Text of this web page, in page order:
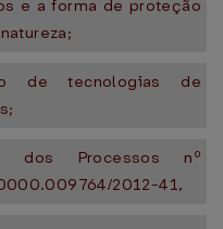
e a forma de proteção
de tecnologias de
dos Processos nº
2012-41,